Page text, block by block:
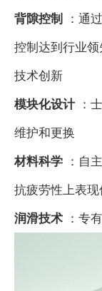
背隙控制 ：通
控制达到行业领
技术创新
模块化设计：士
维护和更换
材料科学：自
抗疲劳性上表现
润滑技术：专